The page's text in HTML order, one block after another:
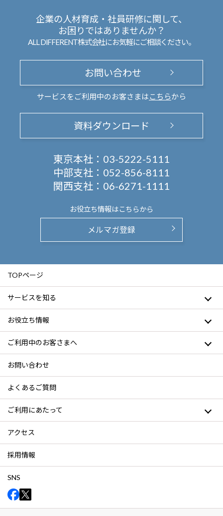
企業の人材育成・社員研修に関して、
お困りではありませんか？
ALL DIFFERENT株式会社にお気軽にご相談ください。
お問い合わせ
サービスをご利用中のお客さまは こちらから
資料ダウンロード
東京本社： 03-5222-5111
中部支社： 052-856-8111
関西支社： 06-6271-1111
お役立ち情報はこちらから
メルマガ登録
TOPページ
サービスを知る
お役立ち情報
ご利用中のお客さまへ
お問い合わせ
よくあるご質問
ご利用にあたって
アクセス
採用情報
SNS